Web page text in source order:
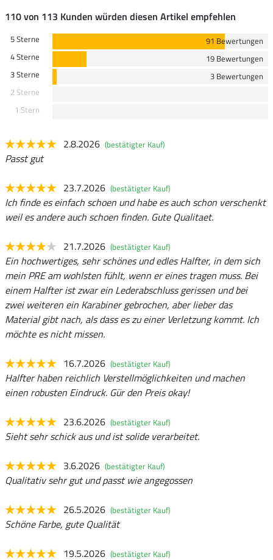
110 von 113 Kunden würden diesen Artikel empfehlen
5 Sterne
91 Bewertungen
4 Sterne
19 Bewertungen
3 Sterne
3 Bewertungen
2 Sterne
1 Stern
2.8.2026 (bestätigter Kauf)
Passt gut
23.7.2026 (bestätigter Kauf)
Ich finde es einfach schoen und habe es auch schon verschenkt
weil es andere auch schoen finden. Gute Qualitaet.
21.7.2026 (bestätigter Kauf)
Ein hochwertiges, sehr schönes und edles Halfter, in dem sich
mein PRE am wohlsten fühlt, wenn er eines tragen muss. Bei
einem Halfter ist zwar ein Lederabschluss gerissen und bei
zwei weiteren ein Karabiner gebrochen, aber lieber das
Material gibt nach, als dass es zu einer Verletzung kommt. Ich
möchte es nicht missen.
16.7.2026 (bestätigter Kauf)
Halfter haben reichlich Verstellmöglichkeiten und machen
einen robusten Eindruck. Gür den Preis okay!
23.6.2026 (bestätigter Kauf)
Sieht sehr schick aus und ist solide verarbeitet.
3.6.2026 (bestätigter Kauf)
Qualitativ sehr gut und passt wie angegossen
26.5.2026 (bestätigter Kauf)
Schöne Farbe, gute Qualität
19.5.2026 (bestätigter Kauf)